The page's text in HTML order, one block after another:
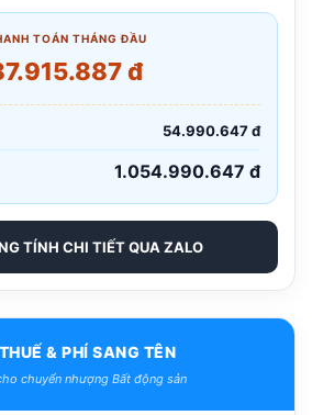
TOÁN THÁNG ĐẦU
đ
54.990.647 đ
1.054.990.647 đ
TÍNH CHI TIẾT QUA ZALO
& PHÍ SANG TÊN
chuyển nhượng Bất động sản